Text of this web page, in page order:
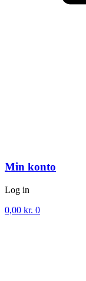
Min konto
Log in
0,00 kr. 0